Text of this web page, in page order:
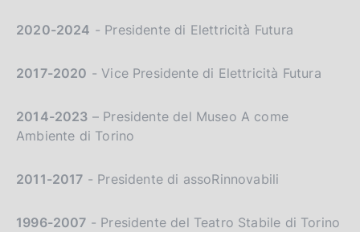
2020-2024 - Presidente di Elettricità Futura
2017-2020 - Vice Presidente di Elettricità Futura
2014-2023 – Presidente del Museo A come
Ambiente di Torino
2011-2017 - Presidente di assoRinnovabili
1996-2007 - Presidente del Teatro Stabile di Torino